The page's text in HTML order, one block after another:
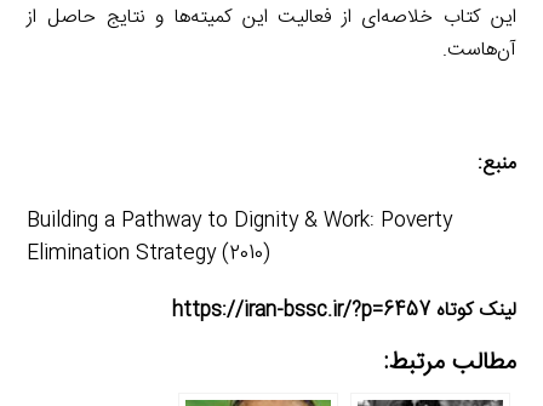
این کتاب خلاصه‌ای از فعالیت این کمیته‌ها و نتایج حاصل از
آن‌هاست.
منبع:
Building a Pathway to Dignity & Work: Poverty
Elimination Strategy (2010)
لینک کوتاه https://iran-bssc.ir/?p=6457
مطالب مرتبط: